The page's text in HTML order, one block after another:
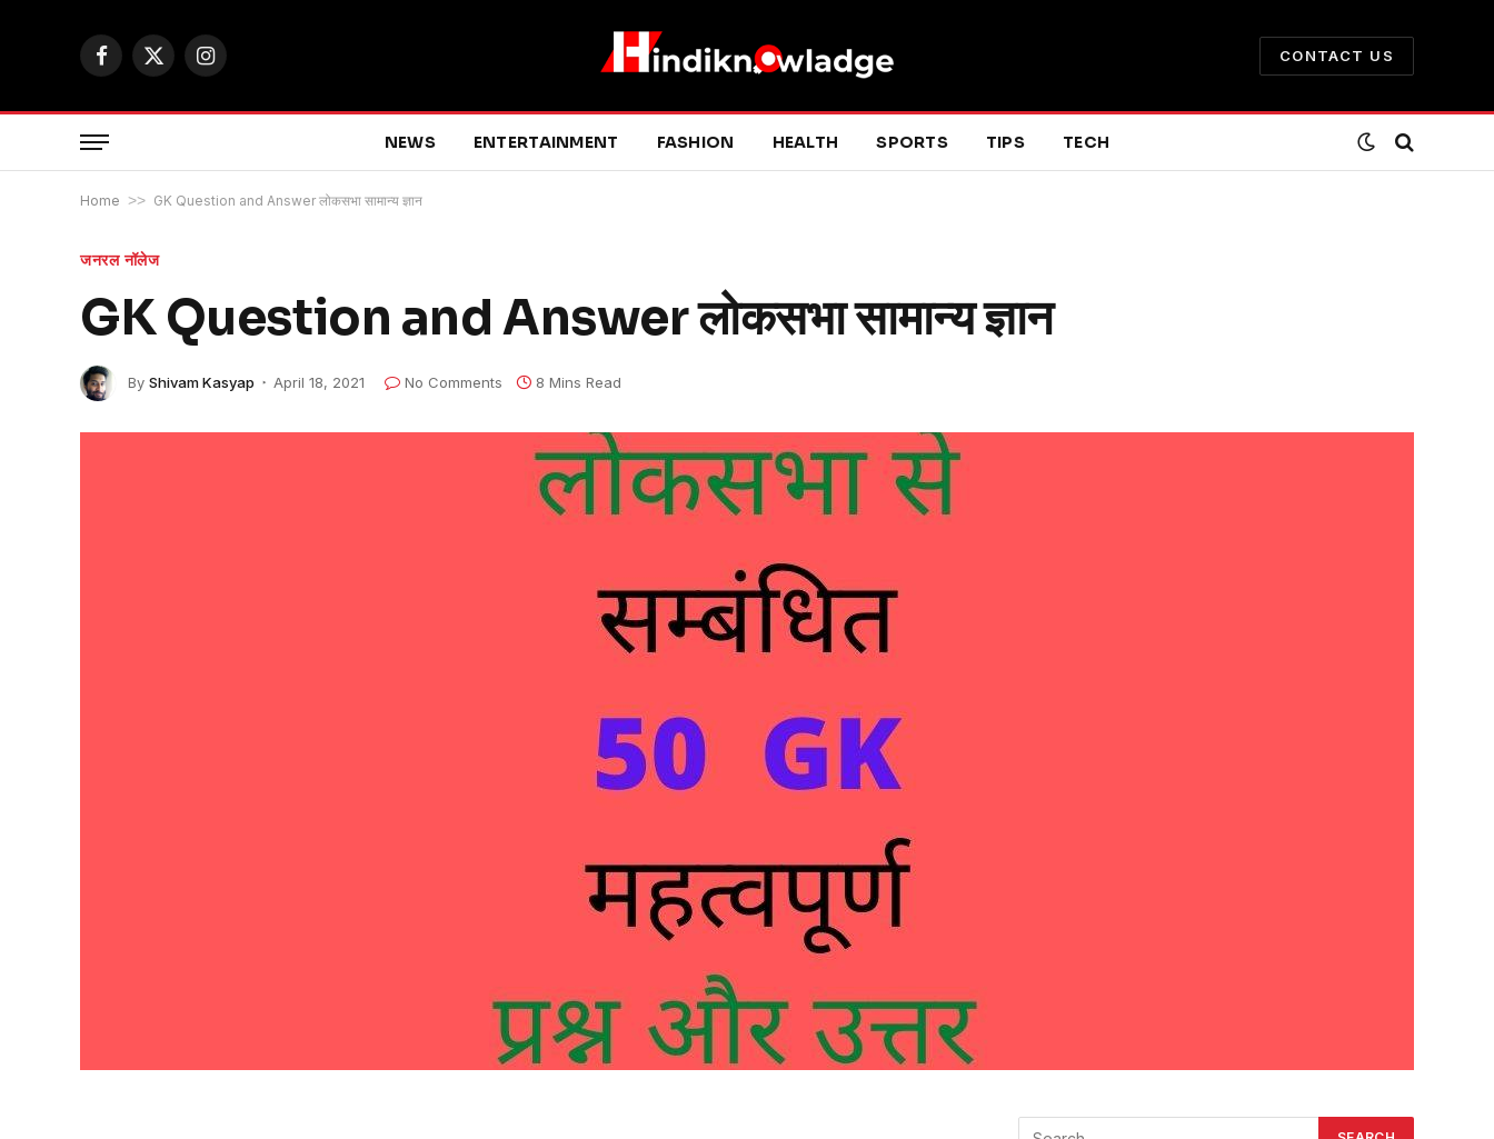
Facebook
X
Instagram
CONTACT US
NEWS ENTERTAINMENT FASHION HEALTH SPORTS TIPS TECH
Home >> GK Question and Answer लोकसभा सामान्य ज्ञान
जनरल नॉलेज
GK Question and Answer लोकसभा सामान्य ज्ञान
By Shivam Kasyap April 18, 2021 No Comments 8 Mins Read